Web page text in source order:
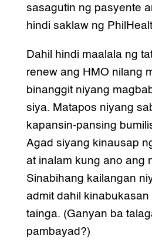
sasagutin ng pasyente
hindi saklaw ng
Dahil hindi maalala ng
renew ang HMO nilang
binanggit niyang
siya. Matapos niyang
kapansin-pansing
Agad siyang kinausap
at inalam kung ano ang
Sinabihang kailangan
admit dahil
tainga. (Ganyan ba
pambayad?)